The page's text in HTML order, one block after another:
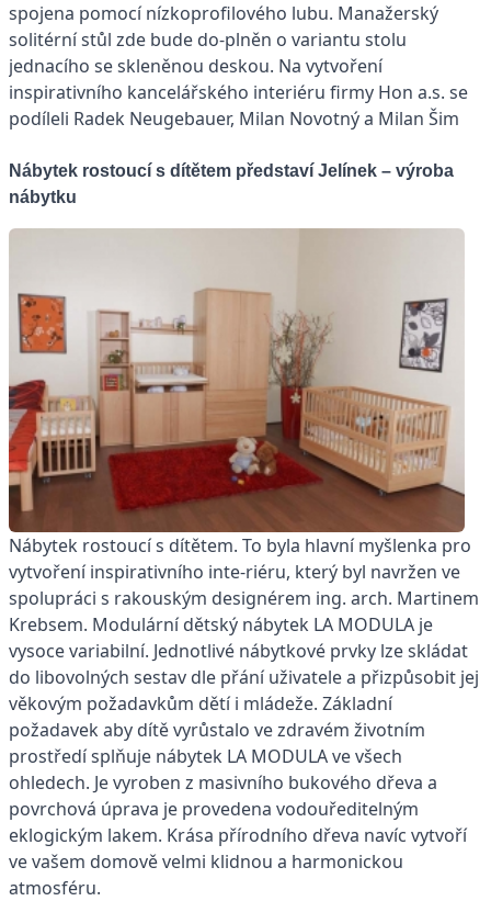
spojena pomocí nízkoprofilového lubu. Manažerský
solitérní stůl zde bude do-plněn o variantu stolu
jednacího se skleněnou deskou. Na vytvoření
inspirativního kancelářského interiéru firmy Hon a.s. se
podíleli Radek Neugebauer, Milan Novotný a Milan Šim
Nábytek rostoucí s dítětem představí Jelínek – výroba
nábytku
Nábytek rostoucí s dítětem. To byla hlavní myšlenka pro
vytvoření inspirativního inte-riéru, který byl navržen ve
spolupráci s rakouským designérem ing. arch. Martinem
Krebsem. Modulární dětský nábytek LA MODULA je
vysoce variabilní. Jednotlivé nábytkové prvky lze skládat
do libovolných sestav dle přání uživatele a přizpůsobit jej
věkovým požadavkům dětí i mládeže. Základní
požadavek aby dítě vyrůstalo ve zdravém životním
prostředí splňuje nábytek LA MODULA ve všech
ohledech. Je vyroben z masivního bukového dřeva a
povrchová úprava je provedena vodouředitelným
eklogickým lakem. Krása přírodního dřeva navíc vytvoří
ve vašem domově velmi klidnou a harmonickou
atmosféru.